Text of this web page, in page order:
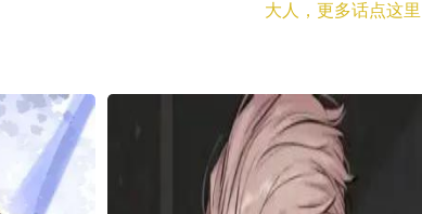
大人，更多话点这里